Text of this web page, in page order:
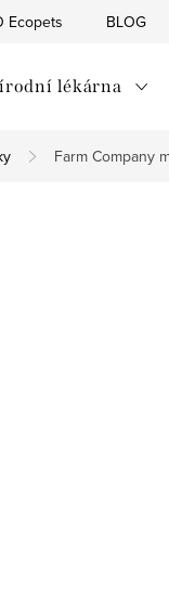
Ecopets BLOG
lékárna
Farm Company